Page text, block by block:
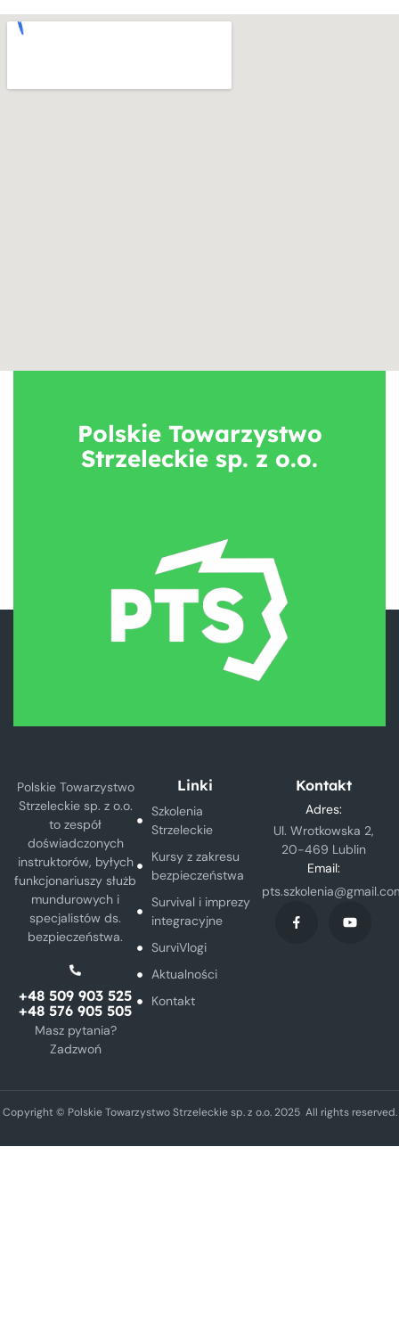
Polskie Towarzystwo
Strzeleckie sp. z o.o.
Polskie Towarzystwo
Strzeleckie sp. z o.o.
to zespół
doświadczonych
instruktorów, byłych
funkcjonariuszy służb
mundurowych i
specjalistów ds.
bezpieczeństwa.
+48 509 903 525
+48 576 905 505
Masz pytania?
Zadzwoń
Linki
Szkolenia
Strzeleckie
Kursy z zakresu
bezpieczeństwa
Survival i imprezy
integracyjne
SurviVlogi
Aktualności
Kontakt
Kontakt
Adres:
Ul. Wrotkowska 2,
20-469 Lublin
Email:
Copyright © Polskie Towarzystwo Strzeleckie sp. z o.o. 2025 All rights reserved.